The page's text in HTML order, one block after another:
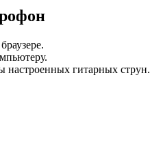
настроенных гитарных струн.